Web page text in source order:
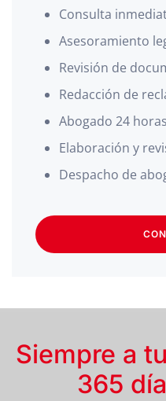
Consulta
Asesoramiento
Revisión de
Redacción de
Abogado 24 horas
Elaboración y
Despacho de
Siempre a
365